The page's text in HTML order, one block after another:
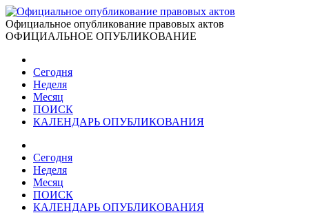
Официальное опубликование правовых актов
ОФИЦИАЛЬНОЕ ОПУБЛИКОВАНИЕ
Сегодня
Неделя
Месяц
ПОИСК
КАЛЕНДАРЬ ОПУБЛИКОВАНИЯ
Сегодня
Неделя
Месяц
ПОИСК
КАЛЕНДАРЬ ОПУБЛИКОВАНИЯ